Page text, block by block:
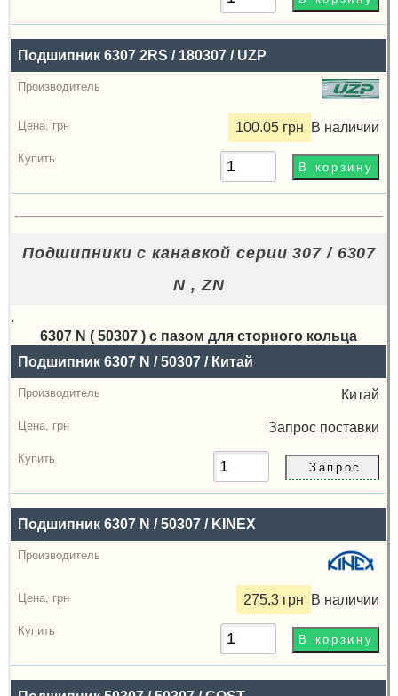
Подшипник 6307 2RS / 180307 / UZP
100.05 грн В наличии
Подшипники с канавкой серии 307 / 6307
N , ZN
.
6307 N ( 50307 ) с пазом для сторного кольца
Назва
Производитель
Радиальный
грн
Купить
Подшипник 6307 N / 50307 / Китай
Китай
Запрос поставки
Подшипник 6307 N / 50307 / KINEX
275.3 грн В наличии